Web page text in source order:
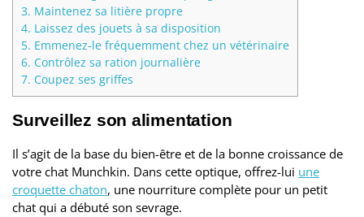
3. Maintenez sa litière propre
4. Laissez des jouets à sa disposition
5. Emmenez-le fréquemment chez un vétérinaire
6. Contrôlez sa ration journalière
7. Coupez ses griffes
Surveillez son alimentation
Il s’agit de la base du bien-être et de la bonne croissance de
votre chat Munchkin. Dans cette optique, offrez-lui une
croquette chaton, une nourriture complète pour un petit
chat qui a débuté son sevrage.